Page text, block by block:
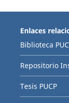
Enlaces
Biblioteca
Repositorio
Tesis PUCP